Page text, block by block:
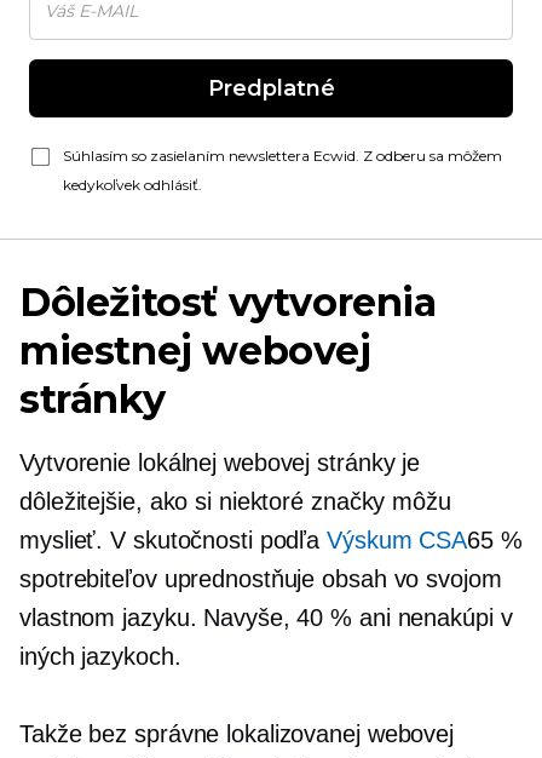
Predplatné
Súhlasím so zasielaním newslettera Ecwid. Z odberu sa môžem
kedykoľvek odhlásiť.
Dôležitosť vytvorenia
miestnej webovej
stránky
Vytvorenie lokálnej webovej stránky je
dôležitejšie, ako si niektoré značky môžu
myslieť. V skutočnosti podľaVýskum CSA65 %
spotrebiteľov uprednostňuje obsah vo svojom
vlastnom jazyku. Navyše, 40 % ani nenakúpi v
iných jazykoch.
Takže bez správne lokalizovanej webovej